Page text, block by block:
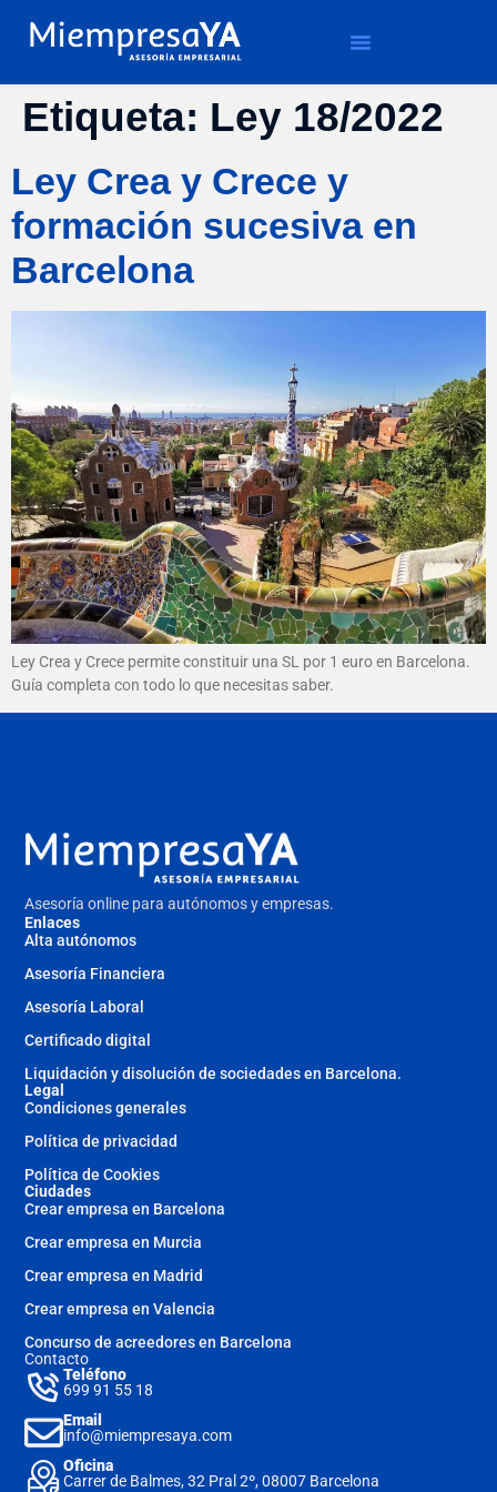
Etiqueta: Ley 18/2022
Ley Crea y Crece y
formación sucesiva en
Barcelona
Ley Crea y Crece permite constituir una SL por 1 euro en Barcelona.
Guía completa con todo lo que necesitas saber.
Asesoría online para autónomos y empresas.
Enlaces
Alta autónomos
Asesoría Financiera
Asesoría Laboral
Certificado digital
Liquidación y disolución de sociedades en Barcelona.
Legal
Condiciones generales
Política de privacidad
Política de Cookies
Ciudades
Crear empresa en Barcelona
Crear empresa en Murcia
Crear empresa en Madrid
Crear empresa en Valencia
Concurso de acreedores en Barcelona
Contacto
Teléfono
699 91 55 18
Email
info@miempresaya.com
Oficina
Carrer de Balmes, 32 Pral 2º, 08007 Barcelona